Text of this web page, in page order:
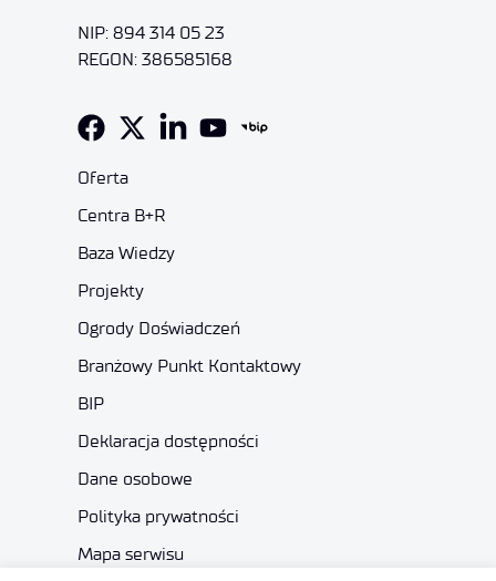
NIP: 894 314 05 23
REGON: 386585168
Oferta
Centra B+R
Baza Wiedzy
Projekty
Ogrody Doświadczeń
Branżowy Punkt Kontaktowy
BIP
Deklaracja dostępności
Dane osobowe
Polityka prywatności
Mapa serwisu